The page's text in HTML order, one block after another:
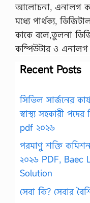
আলোচনা, এনালগ
মধ্যে পার্থক্য,
কাকে বলে,তুলনা
কম্পিউটার ও
Recent Posts
সিভিল সার্জনের
স্বাস্থ্য সহকারী
pdf ২০২৬
পরমাণু শক্তি কমিশন
২০২৬ PDF, Baec
Solution
সেবা কি? সেবার